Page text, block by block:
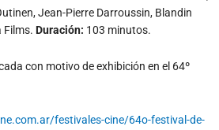
Jean-Pierre Darroussin, Blandin
Films. Duración: 103 minutos.
con motivo de exhibición en el 64º
festivales-cine/64o-festival-de-